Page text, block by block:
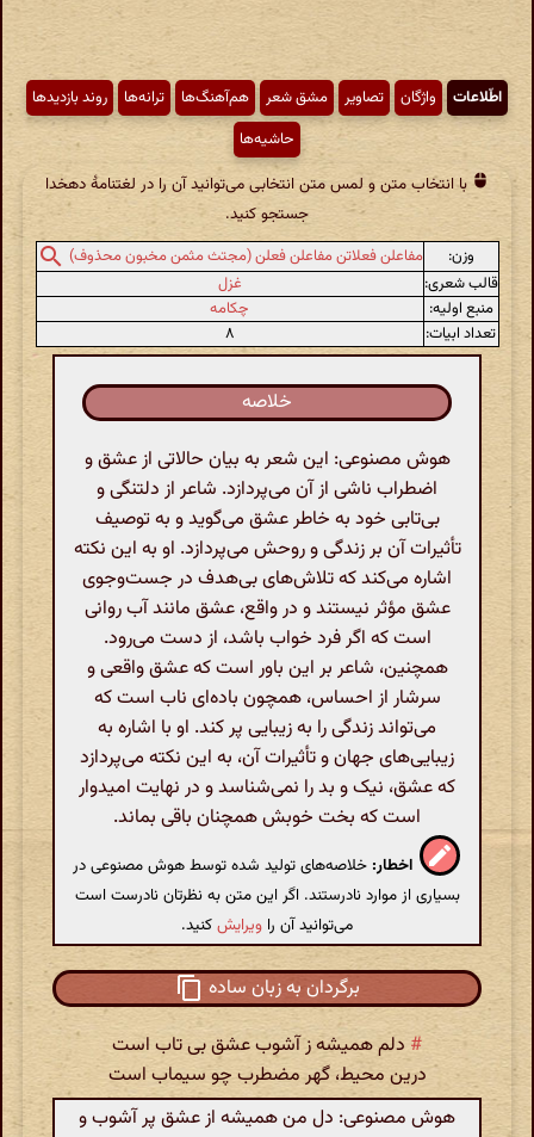
اطّلاعات واژگان تصاویر مشق شعر هم‌آهنگ‌ها ترانه‌ها
روند بازدیدها
حاشیه‌ها
با انتخاب متن و لمس متن انتخابی می‌توانید آن را در لغتنامهٔ دهخدا
جستجو کنید.
وزن:
مفاعلن فعلاتن مفاعلن فعلن (مجتث مثمن مخبون محذوف)
قالب شعری:
غزل
منبع اولیه:
چکامه
تعداد ابیات:
۸
خلاصه
هوش مصنوعی: این شعر به بیان حالاتی از عشق و
اضطراب ناشی از آن می‌پردازد. شاعر از دلتنگی و
بی‌تابی خود به خاطر عشق می‌گوید و به توصیف
تأثیرات آن بر زندگی و روحش می‌پردازد. او به این نکته
اشاره می‌کند که تلاش‌های بی‌هدف در جست‌وجوی
عشق مؤثر نیستند و در واقع، عشق مانند آب روانی
است که اگر فرد خواب باشد، از دست می‌رود.
همچنین، شاعر بر این باور است که عشق واقعی و
سرشار از احساس، همچون باده‌ای ناب است که
می‌تواند زندگی را به زیبایی پر کند. او با اشاره به
زیبایی‌های جهان و تأثیرات آن، به این نکته می‌پردازد
که عشق، نیک و بد را نمی‌شناسد و در نهایت امیدوار
است که بخت خوبش همچنان باقی بماند.
اخطار: خلاصه‌های تولید شده توسط هوش مصنوعی در
بسیاری از موارد نادرستند. اگر این متن به نظرتان نادرست است
می‌توانید آن را ویرایشکنید.
برگردان به زبان ساده
# دلم همیشه ز آشوب عشق بی تاب است
درین محیط، گهر مضطرب چو سیماب است
هوش مصنوعی: دل من همیشه از عشق پر آشوب و